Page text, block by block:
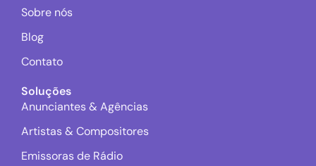
Sobre nós
Blog
Contato
Soluções
Anunciantes & Agências
Artistas & Compositores
Emissoras de Rádio